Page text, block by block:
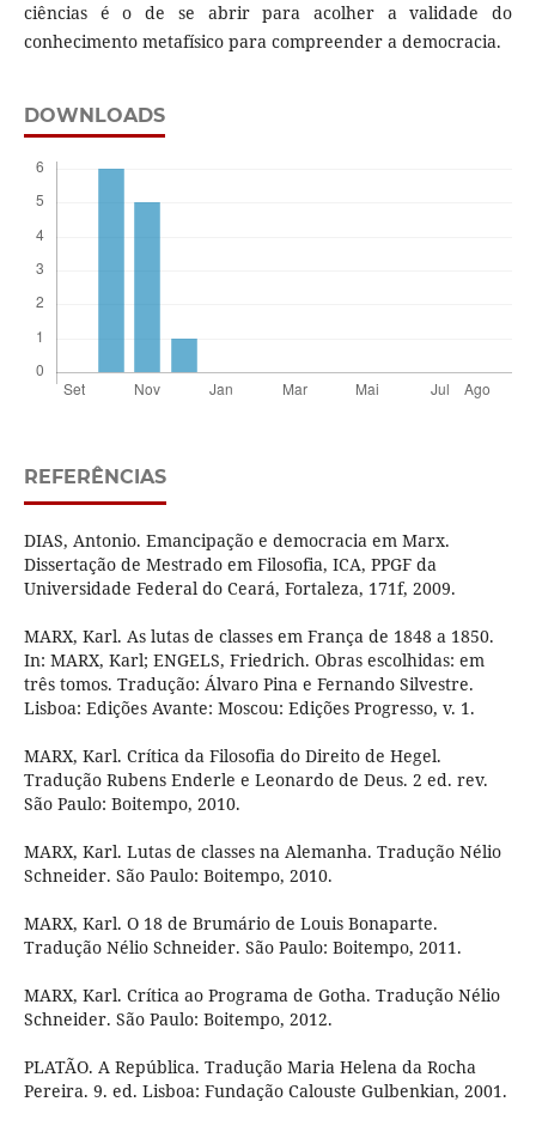
ciências é o de se abrir para acolher a validade do
conhecimento metafísico para compreender a democracia.
DOWNLOADS
REFERÊNCIAS
DIAS, Antonio. Emancipação e democracia em Marx.
Dissertação de Mestrado em Filosofia, ICA, PPGF da
Universidade Federal do Ceará, Fortaleza, 171f, 2009.
MARX, Karl. As lutas de classes em França de 1848 a 1850.
In: MARX, Karl; ENGELS, Friedrich. Obras escolhidas: em
três tomos. Tradução: Álvaro Pina e Fernando Silvestre.
Lisboa: Edições Avante: Moscou: Edições Progresso, v. 1.
MARX, Karl. Crítica da Filosofia do Direito de Hegel.
Tradução Rubens Enderle e Leonardo de Deus. 2 ed. rev.
São Paulo: Boitempo, 2010.
MARX, Karl. Lutas de classes na Alemanha. Tradução Nélio
Schneider. São Paulo: Boitempo, 2010.
MARX, Karl. O 18 de Brumário de Louis Bonaparte.
Tradução Nélio Schneider. São Paulo: Boitempo, 2011.
MARX, Karl. Crítica ao Programa de Gotha. Tradução Nélio
Schneider. São Paulo: Boitempo, 2012.
PLATÃO. A República. Tradução Maria Helena da Rocha
Pereira. 9. ed. Lisboa: Fundação Calouste Gulbenkian, 2001.